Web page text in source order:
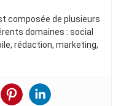
composée de plusieurs
domaines : social
rédaction, marketing,